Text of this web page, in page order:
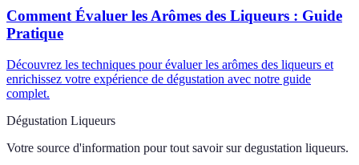
Comment Évaluer les Arômes des Liqueurs : Guide
Pratique
Découvrez les techniques pour évaluer les arômes des liqueurs et
enrichissez votre expérience de dégustation avec notre guide
complet.
Dégustation Liqueurs
Votre source d'information pour tout savoir sur degustation liqueurs.